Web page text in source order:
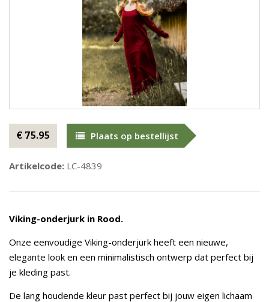
€ 75.95 Plaats op bestellijst
Artikelcode: LC-4839
Viking-onderjurk in Rood.
Onze eenvoudige Viking-onderjurk heeft een nieuwe,
elegante look en een minimalistisch ontwerp dat perfect bij
je kleding past.
De lang houdende kleur past perfect bij jouw eigen lichaam